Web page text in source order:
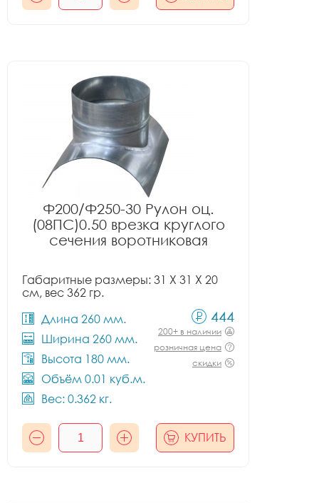
Ф200/Ф250-30 Рулон оц.
(08ПС)0.50 врезка круглого
сечения воротниковая
Габаритные размеры: 31 X 31 X 20
см, вес 362 гр.
Длина 260 мм.
Ширина 260 мм.
Высота 180 мм.
Объём 0.01 куб.м.
Вес: 0.362 кг.
444
200+ в наличии
розничная цена
скидки
КУПИТЬ